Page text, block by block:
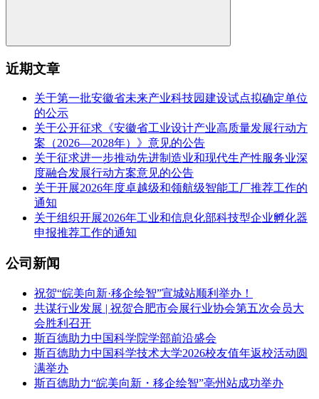
近期文章
关于第一批安徽省未来产业科技园建设试点拟确定单位
的公示
关于公开征求《安徽省工业设计产业高质量发展行动方
案（2026—2028年）》意见的公告
关于征求进一步推动先进制造业和现代生产性服务业深
度融合发展行动方案意见的公告
关于开展2026年度卓越级和领航级智能工厂推荐工作的
通知
关于组织开展2026年工业和信息化部科技型企业孵化器
申报推荐工作的通知
公司新闻
祝贺“皖美向新·移企绘智”宣城站顺利举办！
共谋行业发展 | 祝贺合肥市会展行业协会第五次会员大
会胜利召开
斯百德助力中国科学院学部前沿盛会
斯百德助力中国科学技术大学2026校友值年返校活动圆
满举办
斯百德助力“皖美向新・移企绘智”亳州站成功举办